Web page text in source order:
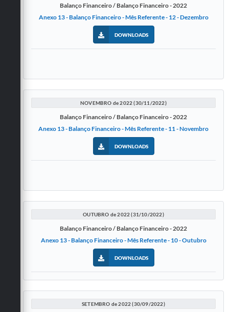
Balanço Financeiro / Balanço Financeiro - 2022
Anexo 13 - Balanço Financeiro - Mês Referente - 12 - Dezembro
DOWNLOADS
NOVEMBRO de 2022 (30/11/2022)
Balanço Financeiro / Balanço Financeiro - 2022
Anexo 13 - Balanço Financeiro - Mês Referente - 11 - Novembro
DOWNLOADS
OUTUBRO de 2022 (31/10/2022)
Balanço Financeiro / Balanço Financeiro - 2022
Anexo 13 - Balanço Financeiro - Mês Referente - 10 - Outubro
DOWNLOADS
SETEMBRO de 2022 (30/09/2022)